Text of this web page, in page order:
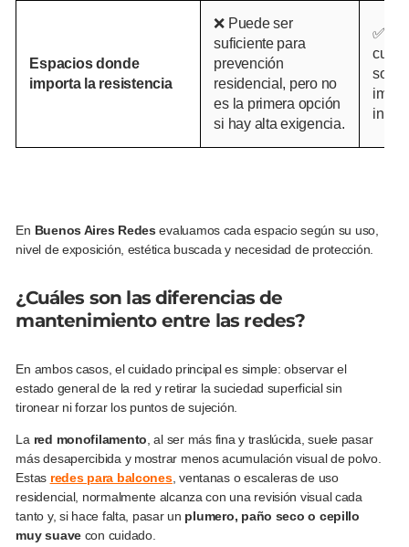
Espacios donde
importa la resistencia
❌ Puede ser
suficiente para
prevención
residencial, pero no
es la primera opción
si hay alta exigencia.
✅
En Buenos Aires Redes evaluamos cada espacio según su uso,
nivel de exposición, estética buscada y necesidad de protección.
¿Cuáles son las diferencias de
mantenimiento entre las redes?
En ambos casos, el cuidado principal es simple: observar el
estado general de la red y retirar la suciedad superficial sin
tironear ni forzar los puntos de sujeción.
La red monofilamento , al ser más fina y traslúcida, suele pasar
más desapercibida y mostrar menos acumulación visual de polvo.
Estas redes para balcones, ventanas o escaleras de uso
residencial, normalmente alcanza con una revisión visual cada
tanto y, si hace falta, pasar un plumero, paño seco o cepillo
muy suavecon cuidado.